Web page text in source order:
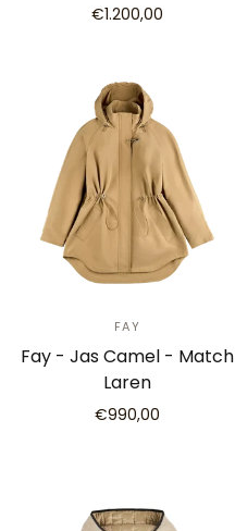
€1.200,00
FAY
Fay - Jas Camel - Match
Laren
€990,00